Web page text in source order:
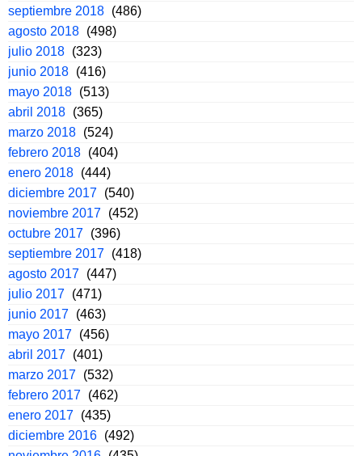
septiembre 2018 (486)
agosto 2018 (498)
julio 2018 (323)
junio 2018 (416)
mayo 2018 (513)
abril 2018 (365)
marzo 2018 (524)
febrero 2018 (404)
enero 2018 (444)
diciembre 2017 (540)
noviembre 2017 (452)
octubre 2017 (396)
septiembre 2017 (418)
agosto 2017 (447)
julio 2017 (471)
junio 2017 (463)
mayo 2017 (456)
abril 2017 (401)
marzo 2017 (532)
febrero 2017 (462)
enero 2017 (435)
diciembre 2016 (492)